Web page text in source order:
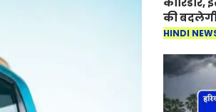
की
HINDI